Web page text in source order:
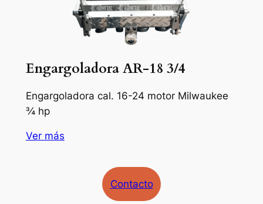
Engargoladora AR-18 3/4
Engargoladora cal. 16-24 motor Milwaukee
¾ hp
Ver más
Contacto